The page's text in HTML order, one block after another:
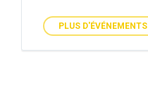
PLUS D'ÉVÉNEMENTS